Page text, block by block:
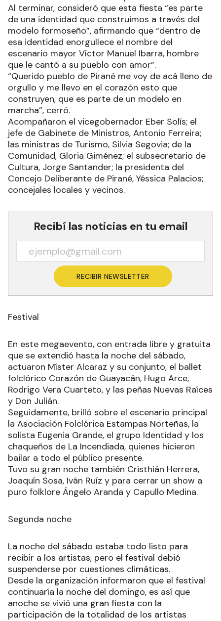
Al terminar, consideró que esta fiesta “es parte
de una identidad que construimos a través del
modelo formoseño”, afirmando que “dentro de
esa identidad enorgullece el nombre del
escenario mayor Víctor Manuel Ibarra, hombre
que le cantó a su pueblo con amor”.
“Querido pueblo de Pirané me voy de acá lleno de
orgullo y me llevo en el corazón esto que
construyen, que es parte de un modelo en
marcha”, cerró.
Acompañaron el vicegobernador Eber Solís; el
jefe de Gabinete de Ministros, Antonio Ferreira;
las ministras de Turismo, Silvia Segovia; de la
Comunidad, Gloria Giménez; el subsecretario de
Cultura, Jorge Santander; la presidenta del
Concejo Deliberante de Pirané, Yéssica Palacios;
concejales locales y vecinos.
Recibí las noticias en tu email
RECIBIR NEWSLETTER
Festival
En este megaevento, con entrada libre y gratuita
que se extendió hasta la noche del sábado,
actuaron Míster Alcaraz y su conjunto, el ballet
folclórico Corazón de Guayacán, Hugo Arce,
Rodrigo Vera Cuarteto, y las peñas Nuevas Raíces
y Don Julián.
Seguidamente, brilló sobre el escenario principal
la Asociación Folclórica Estampas Norteñas, la
solista Eugenia Grande, el grupo Identidad y los
chaqueños de La Incendiada, quienes hicieron
bailar a todo el público presente.
Tuvo su gran noche también Cristhián Herrera,
Joaquín Sosa, Iván Ruíz y para cerrar un show a
puro folklore Ángelo Aranda y Capullo Medina.
Segunda noche
La noche del sábado estaba todo listo para
recibir a los artistas, pero el festival debió
suspenderse por cuestiones climáticas.
Desde la organización informaron que el festival
continuaría la noche del domingo, es así que
anoche se vivió una gran fiesta con la
participación de la totalidad de los artistas